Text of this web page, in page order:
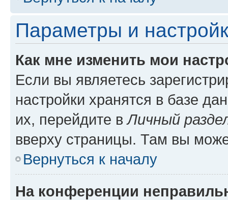
Параметры и
Как мне изменить мои
Если вы являетесь
настройки хранятся в базе
их, перейдите вЛичный
вверху страницы. Там вы
Вернуться к началу
На конференции